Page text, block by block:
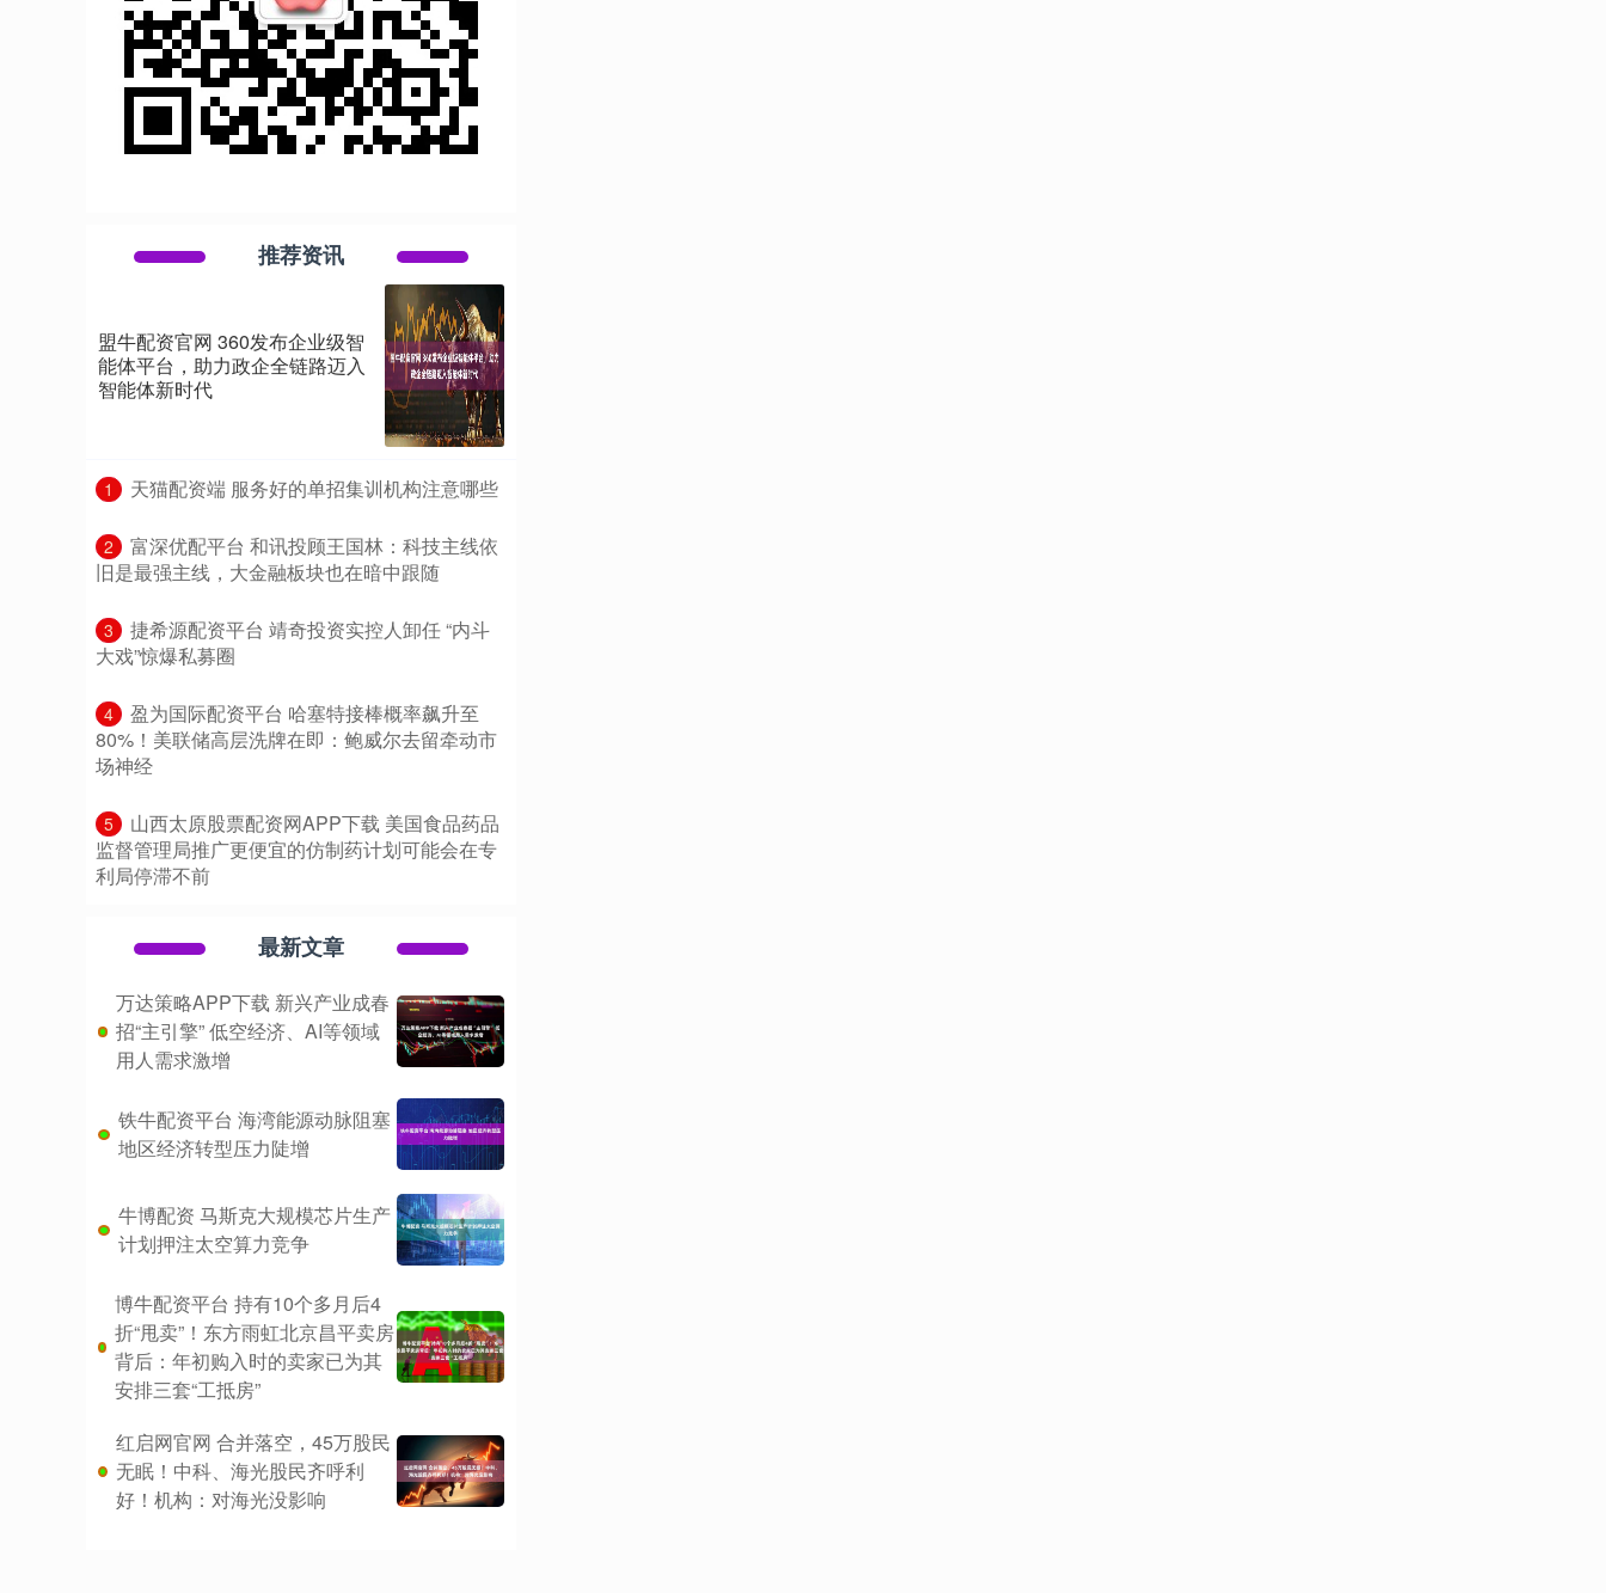
推荐资讯
盟牛配资官网 360发布企业级智
能体平台，助力政企全链路迈入
智能体新时代
1 ​天猫配资端 服务好的单招集训机构注意哪些
2
​富深优配平台 和讯投顾王国林：科技主线依
旧是最强主线，大金融板块也在暗中跟随
3
​捷希源配资平台 靖奇投资实控人卸任 “内斗
大戏”惊爆私募圈
4
​盈为国际配资平台 哈塞特接棒概率飙升至
80%！美联储高层洗牌在即：鲍威尔去留牵动市
场神经
5
​山西太原股票配资网APP下载 美国食品药品
监督管理局推广更便宜的仿制药计划可能会在专
利局停滞不前
最新文章
万达策略APP下载 新兴产业成春
招“主引擎” 低空经济、AI等领域
用人需求激增
铁牛配资平台 海湾能源动脉阻塞
地区经济转型压力陡增
牛博配资 马斯克大规模芯片生产
计划押注太空算力竞争
博牛配资平台 持有10个多月后4
折“甩卖”！东方雨虹北京昌平卖房
背后：年初购入时的卖家已为其
安排三套“工抵房”
红启网官网 合并落空，45万股民
无眠！中科、海光股民齐呼利
好！机构：对海光没影响